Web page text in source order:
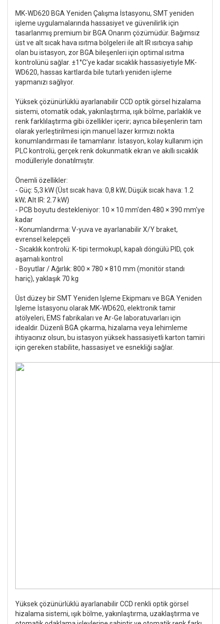
MK-WD620 BGA Yeniden Çalışma İstasyonu, SMT yeniden
işleme uygulamalarında hassasiyet ve güvenilirlik için
tasarlanmış premium bir BGA Onarım çözümüdür. Bağımsız
üst ve alt sıcak hava ısıtma bölgeleri ile alt IR ısıtıcıya sahip
olan bu istasyon, zor BGA bileşenleri için optimal ısıtma
kontrolünü sağlar. ±1°C'ye kadar sıcaklık hassasiyetiyle MK-
WD620, hassas kartlarda bile tutarlı yeniden işleme
yapmanızı sağlıyor.
Yüksek çözünürlüklü ayarlanabilir CCD optik görsel hizalama
sistemi, otomatik odak, yakınlaştırma, ışık bölme, parlaklık ve
renk farklılaştırma gibi özellikler içerir; ayrıca bileşenlerin tam
olarak yerleştirilmesi için manuel lazer kırmızı nokta
konumlandırması ile tamamlanır. İstasyon, kolay kullanım için
PLC kontrolü, gerçek renk dokunmatik ekran ve akıllı sıcaklık
modülleriyle donatılmıştır.
Önemli özellikler:
- Güç: 5,3 kW (Üst sıcak hava: 0,8 kW; Düşük sıcak hava: 1.2
kW; Alt IR: 2.7 kW)
- PCB boyutu destekleniyor: 10 × 10 mm'den 480 × 390 mm'ye
kadar
- Konumlandırma: V-yuva ve ayarlanabilir X/Y braket,
evrensel kelepçeli
- Sıcaklık kontrolü: K-tipi termokupl, kapalı döngülü PID, çok
aşamalı kontrol
- Boyutlar / Ağırlık: 800 × 780 × 810 mm (monitör standı
hariç), yaklaşık 70 kg
Üst düzey bir SMT Yeniden Işleme Ekipmanı ve BGA Yeniden
Işleme İstasyonu olarak MK-WD620, elektronik tamir
atölyeleri, EMS fabrikaları ve Ar-Ge laboratuvarları için
idealdir. Düzenli BGA çıkarma, hizalama veya lehimleme
ihtiyacınız olsun, bu istasyon yüksek hassasiyetli karton tamiri
için gereken stabilite, hassasiyet ve esnekliği sağlar.
Yüksek çözünürlüklü ayarlanabilir CCD renkli optik görsel
hizalama sistemi, ışık bölme, yakınlaştırma, uzaklaştırma ve